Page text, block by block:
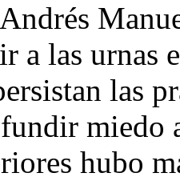
a las
las
miedo
hubo